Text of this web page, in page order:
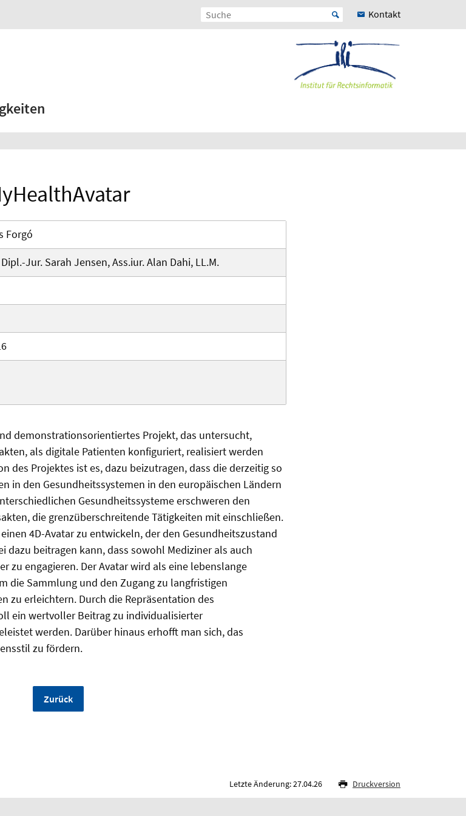
Kontakt
Forgó
Jur. Sarah Jensen, Ass.iur. Alan Dahi, LL.M.
demonstrationsorientiertes Projekt, das untersucht,
als digitale Patienten konfiguriert, realisiert werden
des Projektes ist es, dazu beizutragen, dass die derzeitig so
in den Gesundheitssystemen in den europäischen Ländern
Gesundheitssysteme erschweren den
die grenzüberschreitende Tätigkeiten mit einschließen.
4D-Avatar zu entwickeln, der den Gesundheitszustand
dazu beitragen kann, dass sowohl Mediziner als auch
zu engagieren. Der Avatar wird als eine lebenslange
die Sammlung und den Zugang zu langfristigen
zu erleichtern. Durch die Repräsentation des
ein wertvoller Beitrag zu individualisierter
werden. Darüber hinaus erhofft man sich, das
zu fördern.
Zurück
Letzte Änderung: 27.04.26 Druckversion